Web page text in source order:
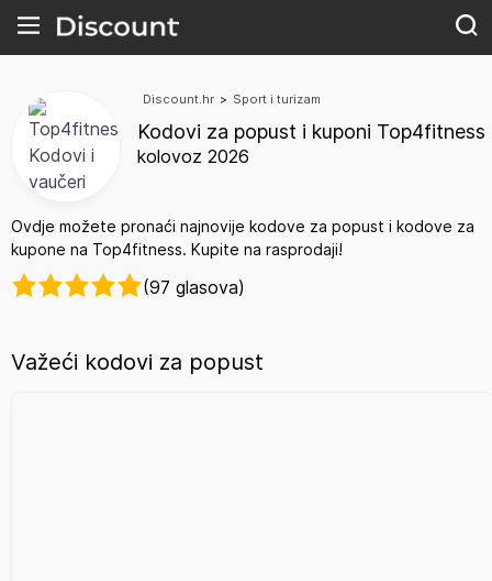
Discount.hr > Sport i turizam
Kodovi za popust i kuponi Top4fitness
kolovoz 2026
Ovdje možete pronaći najnovije kodove za popust i kodove za
kupone na Top4fitness. Kupite na rasprodaji!
(97 glasova)
Važeći kodovi za popust